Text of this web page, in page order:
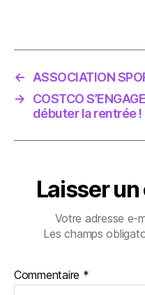
←
ASSOCIATION
→
COSTCO
débuter la rentrée !
Laisser
Votre adresse e-
Les champs
Commentaire *